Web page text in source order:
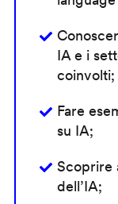
IA e i
coinvolti;
Fare
su IA;
Scoprire
dell’IA;